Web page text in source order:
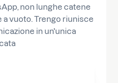
non lunghe catene
vuoto. Trengo riunisce
in un'unica